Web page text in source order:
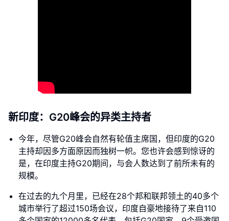
新印度：G20峰会的异类主持者
今年，尽管G20峰会自然有轮值主席国，但印度的G20
主持却因多方面原因而独树一帜。您也许会感到惊讶的
是，在印度主持G20期间，与会人数达到了前所未有的
规模。
在过去的九个月里，已经在28个邦和联邦领土的40多个
城市举行了超过150场会议，印度自豪地接待了来自110